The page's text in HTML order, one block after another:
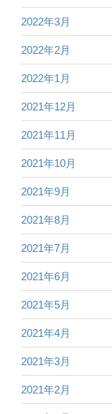
2022年3月
2022年2月
2022年1月
2021年12月
2021年11月
2021年10月
2021年9月
2021年8月
2021年7月
2021年6月
2021年5月
2021年4月
2021年3月
2021年2月